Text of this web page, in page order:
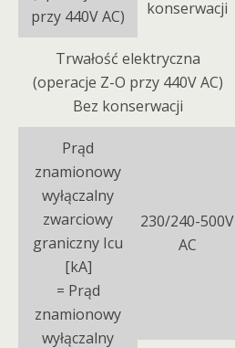
przy 440V AC)
konserwacji
Trwałość elektryczna
(operacje Z-O przy 440V AC)
Bez konserwacji
Prąd
znamionowy
wyłączalny
zwarciowy
graniczny Icu
[kA]
= Prąd
znamionowy
wyłączalny
230/240-500V
AC